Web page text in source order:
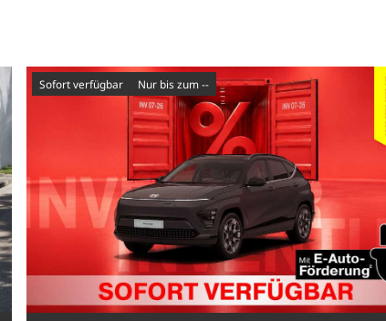
sofort verfügbar nur bis zum --